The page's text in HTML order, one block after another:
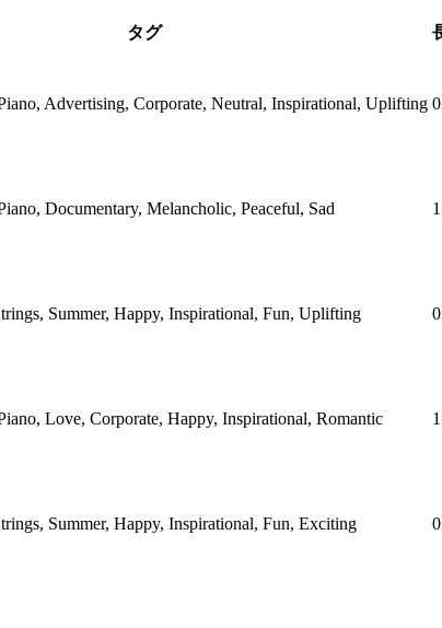
タグ
Advertising, Corporate, Neutral, Inspirational, Uplifting
Documentary, Melancholic, Peaceful, Sad
Summer, Happy, Inspirational, Fun, Uplifting
Love, Corporate, Happy, Inspirational, Romantic
Summer, Happy, Inspirational, Fun, Exciting